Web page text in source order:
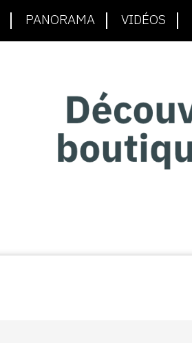
PANORAMA VIDÉOS